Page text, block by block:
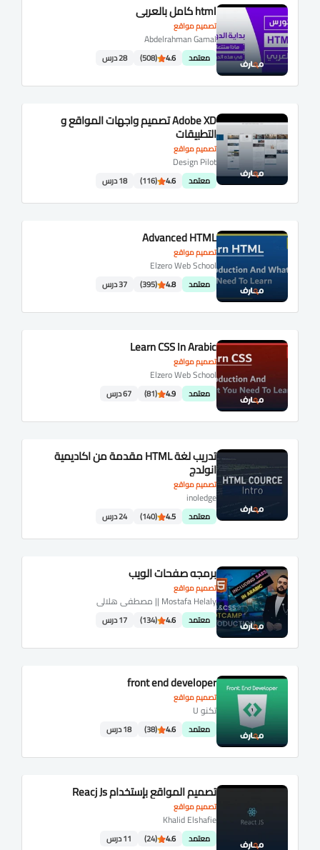
تصميم مواقع
html كامل بالعربي
Abdelrahman Gamal
معتمد 4.6
(508) 28 درس
تصميم مواقع
Adobe XD تصميم واجهات المواقع و
التطبيقات
Design Pilot
معتمد 4.6
(116) 18 درس
تصميم مواقع
Advanced HTML
Elzero Web School
معتمد 4.8
(395) 37 درس
تصميم مواقع
Learn CSS In Arabic
Elzero Web School
معتمد 4.9
(81) 67 درس
تصميم مواقع
تدريب لغة HTML مقدمة من اكاديمية
انولدج
inoledge
معتمد 4.5
(140) 24 درس
تصميم مواقع
برمجه صفحات الويب
Mostafa Helaly || مصطفى هلالى
معتمد 4.6
(134) 17 درس
تصميم مواقع
front end developer
تكنو U
معتمد 4.6
(38) 18 درس
تصميم مواقع
تصميم المواقع بإستخدام Reacj Js
Khalid Elshafie
معتمد 4.6
(24) 11 درس